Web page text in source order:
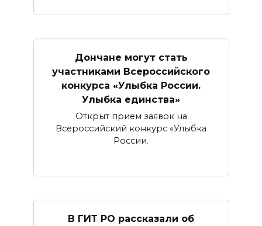
Дончане могут стать
участниками Всероссийского
конкурса «Улыбка России.
Улыбка единства»
Открыт прием заявок на
Всероссийский конкурс «Улыбка
России.
В ГИТ РО рассказали об